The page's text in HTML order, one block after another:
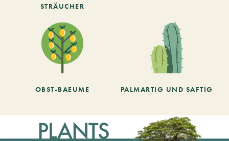
STRÄUCHER
OBST-BAEUME PALMARTIG UND SAFTIG